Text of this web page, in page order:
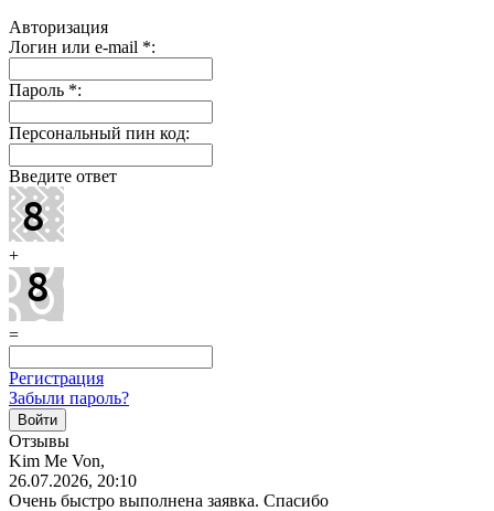
Авторизация
Логин или e-mail *:
Пароль *:
Персональный пин код:
Введите ответ
+
=
Регистрация
Забыли пароль?
Отзывы
Kim Me Von,
26.07.2026, 20:10
Очень быстро выполнена заявка. Спасибо